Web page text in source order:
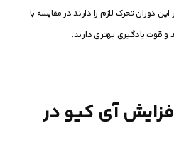
دوران تحرک لازم را دارند در مقایسه با
و قوت یادگیری بهتری دارند.
آی کیو در